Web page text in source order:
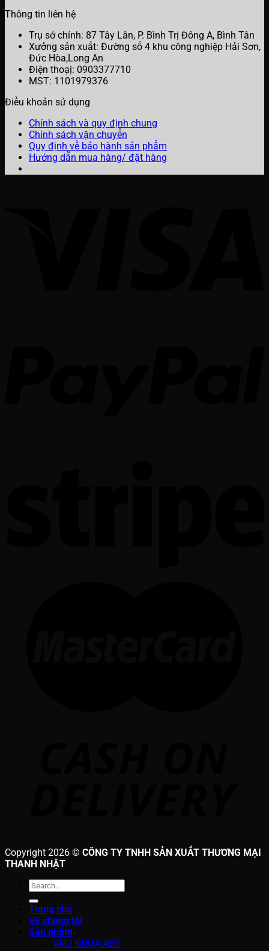
Thông tin liên hệ
Trụ sở chính: 87 Tây Lân, P. Bình Trị Đông A, Bình Tân
Xưởng sản xuất: Đường số 4 khu công nghiệp Hải Sơn,
Đức Hòa,Long An
Điện thoạị: 0903377710
MST: 1101979376
Điều khoản sử dụng
Chính sách và quy định chung
Chính sách vận chuyển
Quy định về bảo hành sản phẩm
Hướng dẫn mua hàng/ đặt hàng
Copyright 2026 © CÔNG TY TNHH SẢN XUẤT THƯƠNG MẠI
THANH NHẬT
Search
Trang chủ
Về chúng tôi
Sản phẩm
VALI NHỰA ABS